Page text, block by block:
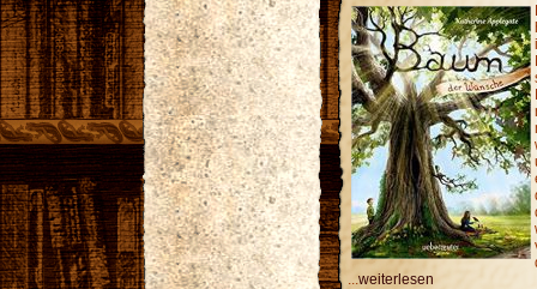
weiterlesen